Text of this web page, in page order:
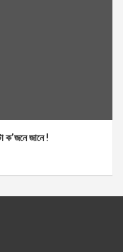
ক’জনে জানে !